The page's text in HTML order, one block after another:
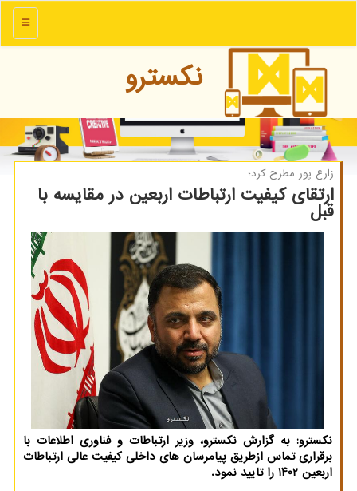
منو
نكسترو
زارع پور مطرح كرد؛
ارتقای کیفیت ارتباطات اربعین در مقایسه با
قبل
نکسترو: به گزارش نکسترو، وزیر ارتباطات و فناوری اطلاعات با
برقراری تماس ازطریق پیامرسان های داخلی کیفیت عالی ارتباطات
اربعین ۱۴۰۲ را تایید نمود.